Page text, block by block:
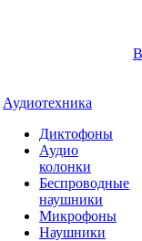
Аудиотехника
Диктофоны
Аудио
колонки
Беспроводные
наушники
Микрофоны
Наушники